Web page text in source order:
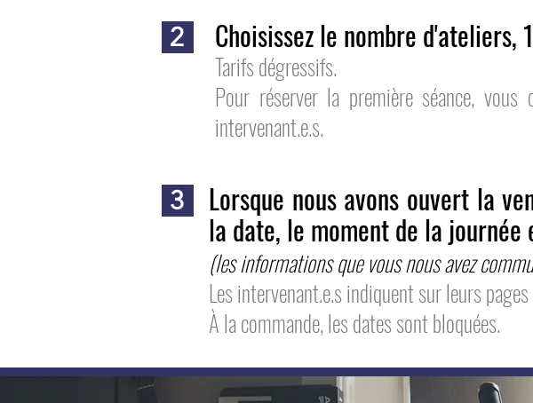
2 Choisissez le nombre d'ateliers,
Tarifs dégressifs.
Pour réserver la première séance,
intervenant.e.s.
3 Lorsque nous avons ouvert la
la date, le moment de la
(les informations que vous nous avez
Les intervenant.e.s indiquent sur leurs
À la commande, les dates sont bloquées.